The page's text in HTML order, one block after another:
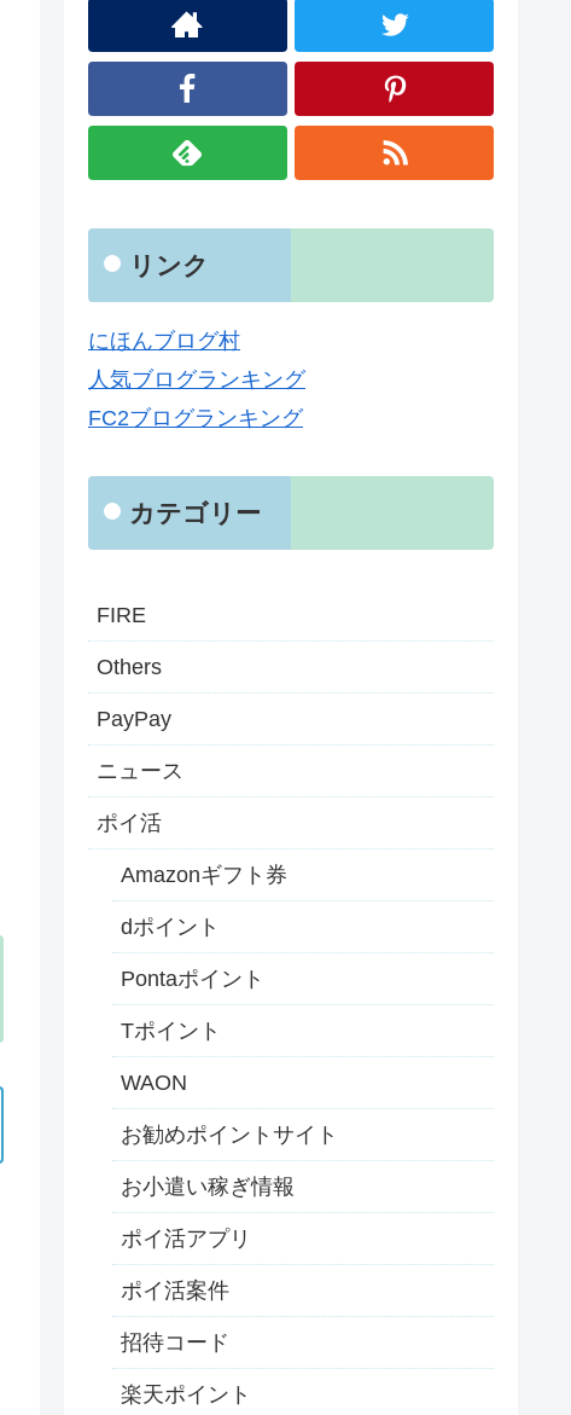
リンク
にほんブログ村
人気ブログランキング
FC2ブログランキング
カテゴリー
FIRE
Others
PayPay
ニュース
ポイ活
Amazonギフト券
dポイント
Pontaポイント
Tポイント
WAON
お勧めポイントサイト
お小遣い稼ぎ情報
ポイ活アプリ
ポイ活案件
招待コード
楽天ポイント